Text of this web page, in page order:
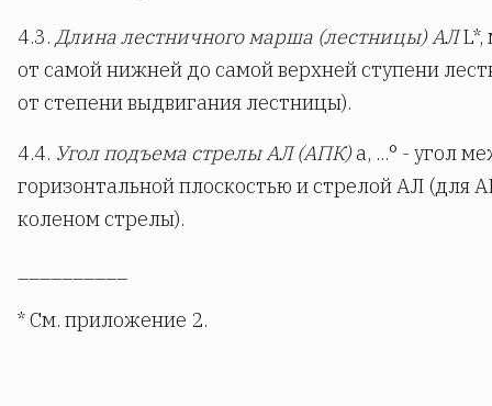
4.3. Длина лестничного марша (лестницы) АЛL*,
от самой нижней до самой верхней ступени
от степени выдвигания лестницы).
4.4. Угол подъема стрелы АЛ (АПК)a, ...° - угол
горизонтальной плоскостью и стрелой АЛ (для
коленом стрелы).
* См. приложение 2.